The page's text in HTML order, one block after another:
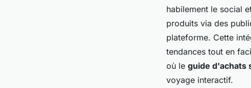
habilement le social
produits via des
plateforme. Cette
tendances tout en
où le guide d'achats
voyage interactif.